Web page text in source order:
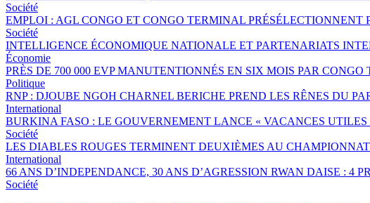
Société
EMPLOI : AGL CONGO ET CONGO TERMINAL PRÉSÉLECTIONNENT
Société
INTELLIGENCE ÉCONOMIQUE NATIONALE ET PARTENARIATS
Économie
PRÈS DE 700 000 EVP MANUTENTIONNÉS EN SIX MOIS PAR CONGO
Politique
RNP : DJOUBE NGOH CHARNEL BERICHE PREND LES RÊNES DU
International
BURKINA FASO : LE GOUVERNEMENT LANCE « VACANCES UTILES
Société
LES DIABLES ROUGES TERMINENT DEUXIÈMES AU
International
66 ANS D’INDEPENDANCE, 30 ANS D’AGRESSION RWAN DAISE : 4
Société